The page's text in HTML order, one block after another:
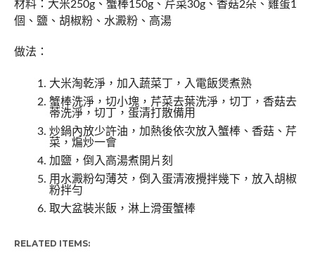
材料：大米250g、蟹棒150g、芹菜30g、香菇2朵、雞蛋1
個、鹽、胡椒粉、水澱粉、高湯
做法：
大米淘乾淨，加入蔬菜丁，入電飯煲煮熟
蟹棒洗淨，切小塊，芹菜去葉洗淨，切丁，香菇去
蒂洗淨，切丁，蛋清打散備用
炒鍋內放少許油，加熱後依次放入蟹棒、香菇、芹
菜，煸炒一會
加鹽，倒入高湯煮開片刻
用水澱粉勾薄芡，倒入蛋清液攪拌幾下，放入胡椒
粉拌勻
取大盆裝米飯，淋上滑蛋蟹棒
RELATED ITEMS: